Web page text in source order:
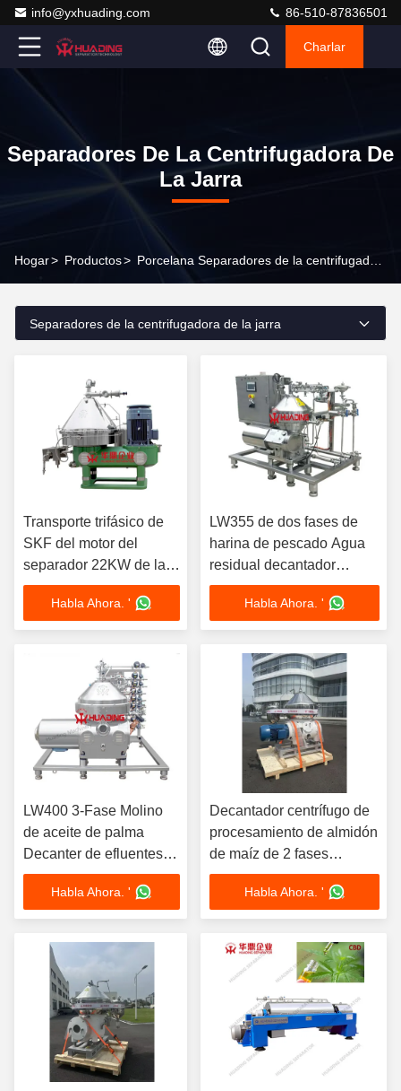
info@yxhuading.com 86-510-87836501
Charlar
Separadores De La Centrifugadora De
La Jarra
Hogar> Productos>
Separadores de la centrifugadora de la jarra
Transporte trifásico de
SKF del motor del
separador 22KW de la
centrífuga de la jarra de
la extracción del aceite
de oliva LW450
Habla Ahora. '
LW355 de dos fases de
harina de pescado Agua
residual decantador
Centrifugadora Separador
Duplex de acero
inoxidable PLC
automático
Habla Ahora. '
LW400 3-Fase Molino
de aceite de palma
Decanter de efluentes
Separador de
centrifugadoras 30KW
Motor ABB VFD
Automático
Habla Ahora. '
Decantador centrífugo de
procesamiento de almidón
de maíz de 2 fases
LW500, separador
continuo de acero
inoxidable de grado
alimenticio
Habla Ahora. '